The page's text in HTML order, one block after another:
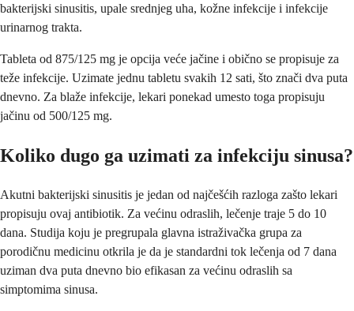
bakterijski sinusitis, upale srednjeg uha, kožne infekcije i infekcije
urinarnog trakta.
Tableta od 875/125 mg je opcija veće jačine i obično se propisuje za
teže infekcije. Uzimate jednu tabletu svakih 12 sati, što znači dva puta
dnevno. Za blaže infekcije, lekari ponekad umesto toga propisuju
jačinu od 500/125 mg.
Koliko dugo ga uzimati za infekciju sinusa?
Akutni bakterijski sinusitis je jedan od najčešćih razloga zašto lekari
propisuju ovaj antibiotik. Za većinu odraslih, lečenje traje 5 do 10
dana. Studija koju je pregrupala glavna istraživačka grupa za
porodičnu medicinu otkrila je da je standardni tok lečenja od 7 dana
uziman dva puta dnevno bio efikasan za većinu odraslih sa
simptomima sinusa.